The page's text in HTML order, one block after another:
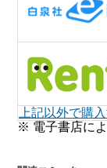
上記以外で購
※ 電子書店に